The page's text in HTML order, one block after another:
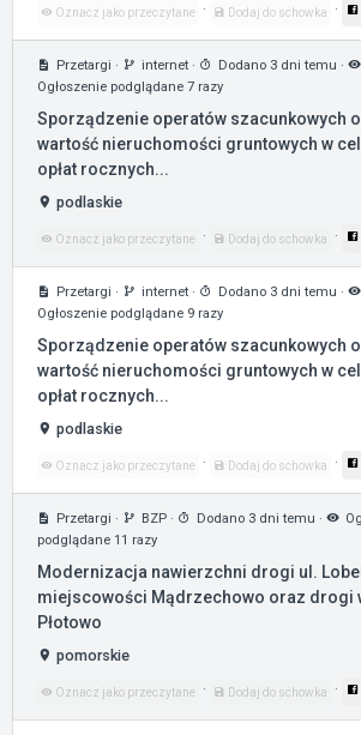
Oznacz jako przeczytane · Dodaj do schowka ·
Przetargi · internet · Dodano 3 dni temu ·
Ogłoszenie podglądane 7 razy
Sporządzenie operatów szacunkowych
wartość nieruchomości gruntowych w
opłat rocznych...
podlaskie
Oznacz jako przeczytane · Dodaj do schowka ·
Przetargi · internet · Dodano 3 dni temu ·
Ogłoszenie podglądane 9 razy
Sporządzenie operatów szacunkowych
wartość nieruchomości gruntowych w
opłat rocznych...
podlaskie
Oznacz jako przeczytane · Dodaj do schowka ·
Przetargi · BZP · Dodano 3 dni temu ·
podglądane 11 razy
Modernizacja nawierzchni drogi ul.
miejscowości Mądrzechowo oraz drogi
Płotowo
pomorskie
Oznacz jako przeczytane · Dodaj do schowka ·